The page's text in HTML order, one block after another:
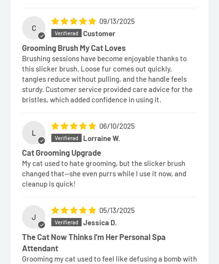
C
09/13/2025
Customer
Grooming Brush My Cat Loves
Brushing sessions have become enjoyable thanks to
this slicker brush. Loose fur comes out quickly,
tangles reduce without pulling, and the handle feels
sturdy. Customer service provided care advice for the
bristles, which added confidence in using it.
L
06/10/2025
Lorraine W.
Cat Grooming Upgrade
My cat used to hate grooming, but the slicker brush
changed that—she even purrs while I use it now, and
cleanup is quick!
J
05/13/2025
Jessica D.
The Cat Now Thinks I'm Her Personal Spa
Attendant
Grooming my cat used to feel like defusing a bomb with